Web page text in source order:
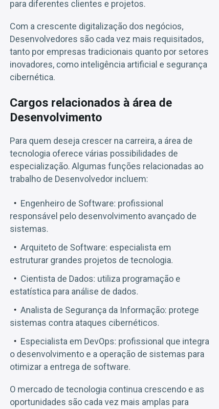
para diferentes clientes e projetos.
Com a crescente digitalização dos negócios,
Desenvolvedores são cada vez mais requisitados,
tanto por empresas tradicionais quanto por setores
inovadores, como inteligência artificial e segurança
cibernética.
Cargos relacionados à área de
Desenvolvimento
Para quem deseja crescer na carreira, a área de
tecnologia oferece várias possibilidades de
especialização. Algumas funções relacionadas ao
trabalho de Desenvolvedor incluem:
Engenheiro de Software: profissional
responsável pelo desenvolvimento avançado de
sistemas.
Arquiteto de Software: especialista em
estruturar grandes projetos de tecnologia.
Cientista de Dados: utiliza programação e
estatística para análise de dados.
Analista de Segurança da Informação: protege
sistemas contra ataques cibernéticos.
Especialista em DevOps: profissional que integra
o desenvolvimento e a operação de sistemas para
otimizar a entrega de software.
O mercado de tecnologia continua crescendo e as
oportunidades são cada vez mais amplas para